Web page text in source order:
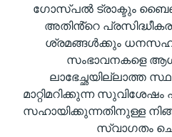
ഗോസ്പൽ ട്രാക്ടും
അതിൻ്റെ
ശ്രമങ്ങൾക്കും
സംഭാവനകളെ
ലാഭേച്ഛയില്ലാത്ത
മാറ്റിമറിക്കുന്ന സുവിശേഷം
സഹായിക്കുന്നതിനുള്ള
സ്വാഗതം